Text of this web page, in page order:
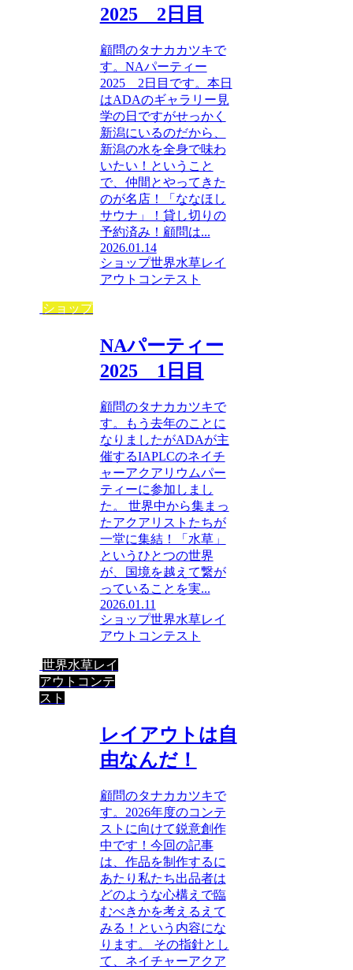
2025 2日目
顧問のタナカカツキで
す。NAパーティー
2025 2日目です。本日
はADAのギャラリー見
学の日ですがせっかく
新潟にいるのだから、
新潟の水を全身で味わ
いたい！ということ
で、仲間とやってきた
のが名店！「ななほし
サウナ」！貸し切りの
予約済み！顧問は...
2026.01.14
ショップ世界水草レイ
アウトコンテスト
ショップ
NAパーティー
2025 1日目
顧問のタナカカツキで
す。もう去年のことに
なりましたがADAが主
催するIAPLCのネイチ
ャーアクアリウムパー
ティーに参加しまし
た。 世界中から集まっ
たアクアリストたちが
一堂に集結！「水草」
というひとつの世界
が、国境を越えて繋が
っていることを実...
2026.01.11
ショップ世界水草レイ
アウトコンテスト
世界水草レイ
アウトコンテ
スト
レイアウトは自
由なんだ！
顧問のタナカカツキで
す。2026年度のコンテ
ストに向けて鋭意創作
中です！今回の記事
は、作品を制作するに
あたり私たち出品者は
どのような心構えで臨
むべきかを考えるえて
みる！という内容にな
ります。 その指針とし
て、ネイチャーアクア